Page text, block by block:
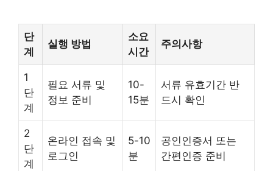
단
계
실행 방법
소요
시간
주의사항
1
단
계
필요 서류 및
정보 준비
10-
15분
서류 유효기간 반
드시 확인
2
단
계
온라인 접속 및
로그인
5-10
분
공인인증서 또는
간편인증 준비